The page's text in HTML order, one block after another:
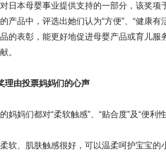
本母婴事业提供支持的一部分，该奖项
产品中，评选出她们认为“方便”、“健康
的表彰，能更好地促进母婴产品或育儿
。
由投票妈妈们的心声
妈们都对“柔软触感”、“贴合度”及“便利性
、肌肤触感很好，可以温柔呵护宝宝的小